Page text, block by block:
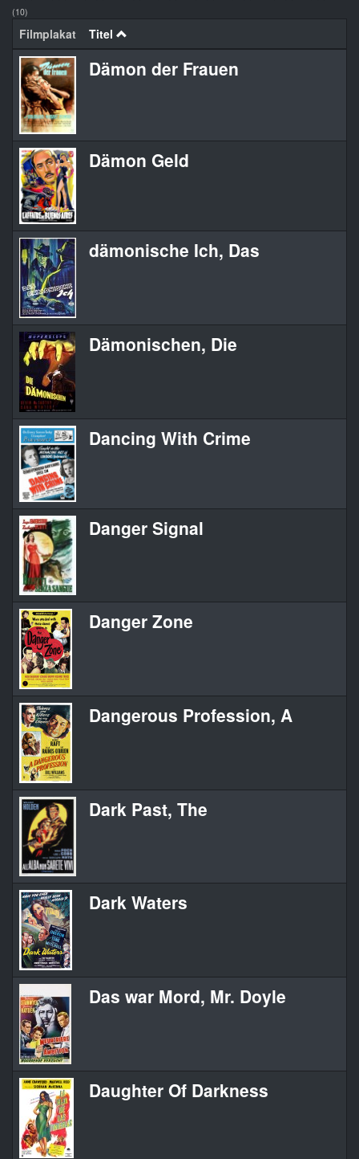
(10)
Filmplakat Titel
Dämon der Frauen
Dämon Geld
dämonische Ich, Das
Dämonischen, Die
Dancing With Crime
Danger Signal
Danger Zone
Dangerous Profession, A
Dark Past, The
Dark Waters
Das war Mord, Mr. Doyle
Daughter Of Darkness